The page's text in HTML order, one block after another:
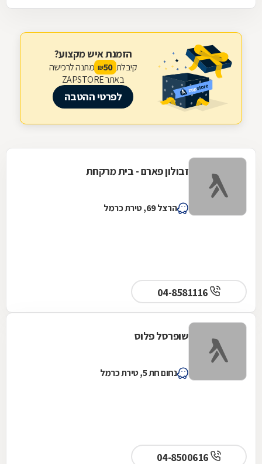
הזמנת איש מקצוע?
קיבלת 50
₪ מתנה לרכישה
באתר ZAPSTORE
לפרטי ההטבה
זבולון פארם - בית מרקחת
הרצל 69, טירת כרמל
04-8581116
שופרסל פלוס
נחום חת 5, טירת כרמל
04-8500616